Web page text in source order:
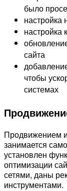
было
настройка
настройка
сайта
чтобы
системах
Продвижением
занимается
установлен
оптимизации
сетями, даны
инструментами.